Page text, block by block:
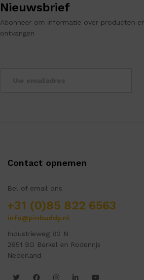
Nieuwsbrief
Abonneer om informatie over producten
ontvangen
Contact opnemen
Bel of email ons
+31 (0)85 822 6563
info@pinbuddy.nl
Industrieweg 82 N
2651 BD Berkel en Rodenrijs
Nederland